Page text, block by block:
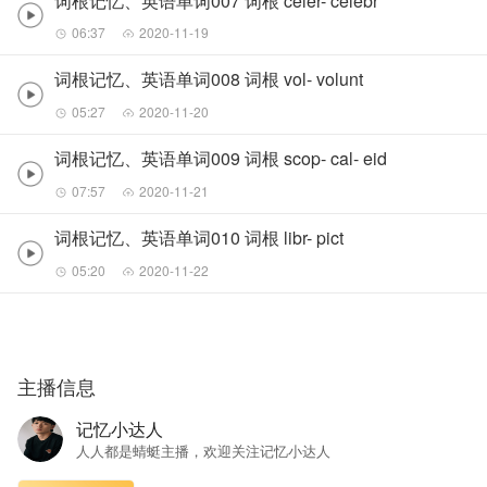
06:37 2020-11-19
词根记忆、英语单词008 词根 vol- volunt
05:27 2020-11-20
词根记忆、英语单词009 词根 scop- cal- eid
07:57 2020-11-21
词根记忆、英语单词010 词根 libr- pict
05:20 2020-11-22
主播信息
记忆小达人
人人都是蜻蜓主播，欢迎关注记忆小达人